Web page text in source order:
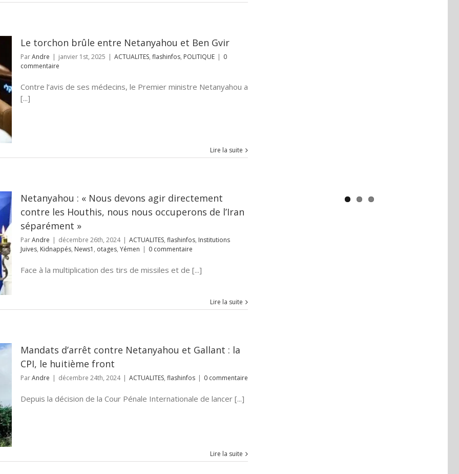
Le torchon brûle entre Netanyahou et Ben Gvir
ParAndre | janvier 1st, 2025 | ACTUALITES, flashinfos, POLITIQUE | 0
commentaire
Contre l’avis de ses médecins, le Premier ministre Netanyahou a
[...]
Lire la suite
Netanyahou : « Nous devons agir directement
contre les Houthis, nous nous occuperons de l’Iran
séparément »
ParAndre | décembre 26th, 2024 | ACTUALITES, flashinfos, Institutions
Juives, Kidnappés, News1 , otages, Yémen | 0 commentaire
Face à la multiplication des tirs de missiles et de [...]
Lire la suite
Mandats d’arrêt contre Netanyahou et Gallant : la
CPI, le huitième front
ParAndre | décembre 24th, 2024 | ACTUALITES, flashinfos | 0 commentaire
Depuis la décision de la Cour Pénale Internationale de lancer [...]
Lire la suite